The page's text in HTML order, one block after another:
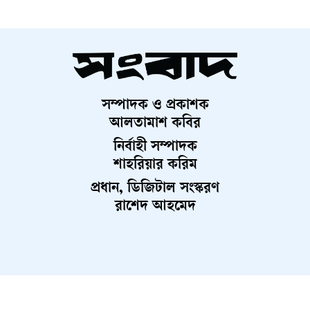
সহাবস্থানে একটি বহুমাত্রিক ক্ষমতার ভারসাম্য গড়ে উঠতে পারে,
সম্পাদক ও প্রকাশক
আলতামাশ কবির
নির্বাহী সম্পাদক
শাহরিয়ার করিম
প্রধান, ডিজিটাল সংস্করণ
রাশেদ আহমেদ